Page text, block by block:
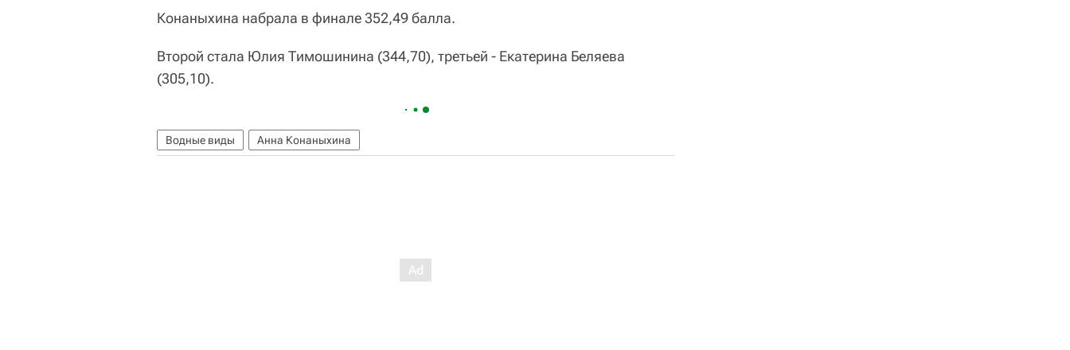
Конаныхина набрала в финале 352,49 балла.
Второй стала Юлия Тимошинина (344,70), третьей - Екатерина Беляева
(305,10).
Водные виды Анна Конаныхина